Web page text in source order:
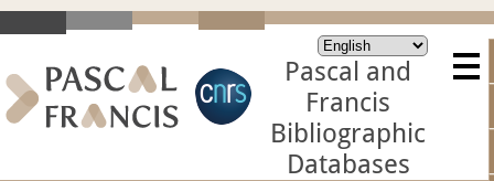
Pascal and
Francis
Bibliographic
Databases